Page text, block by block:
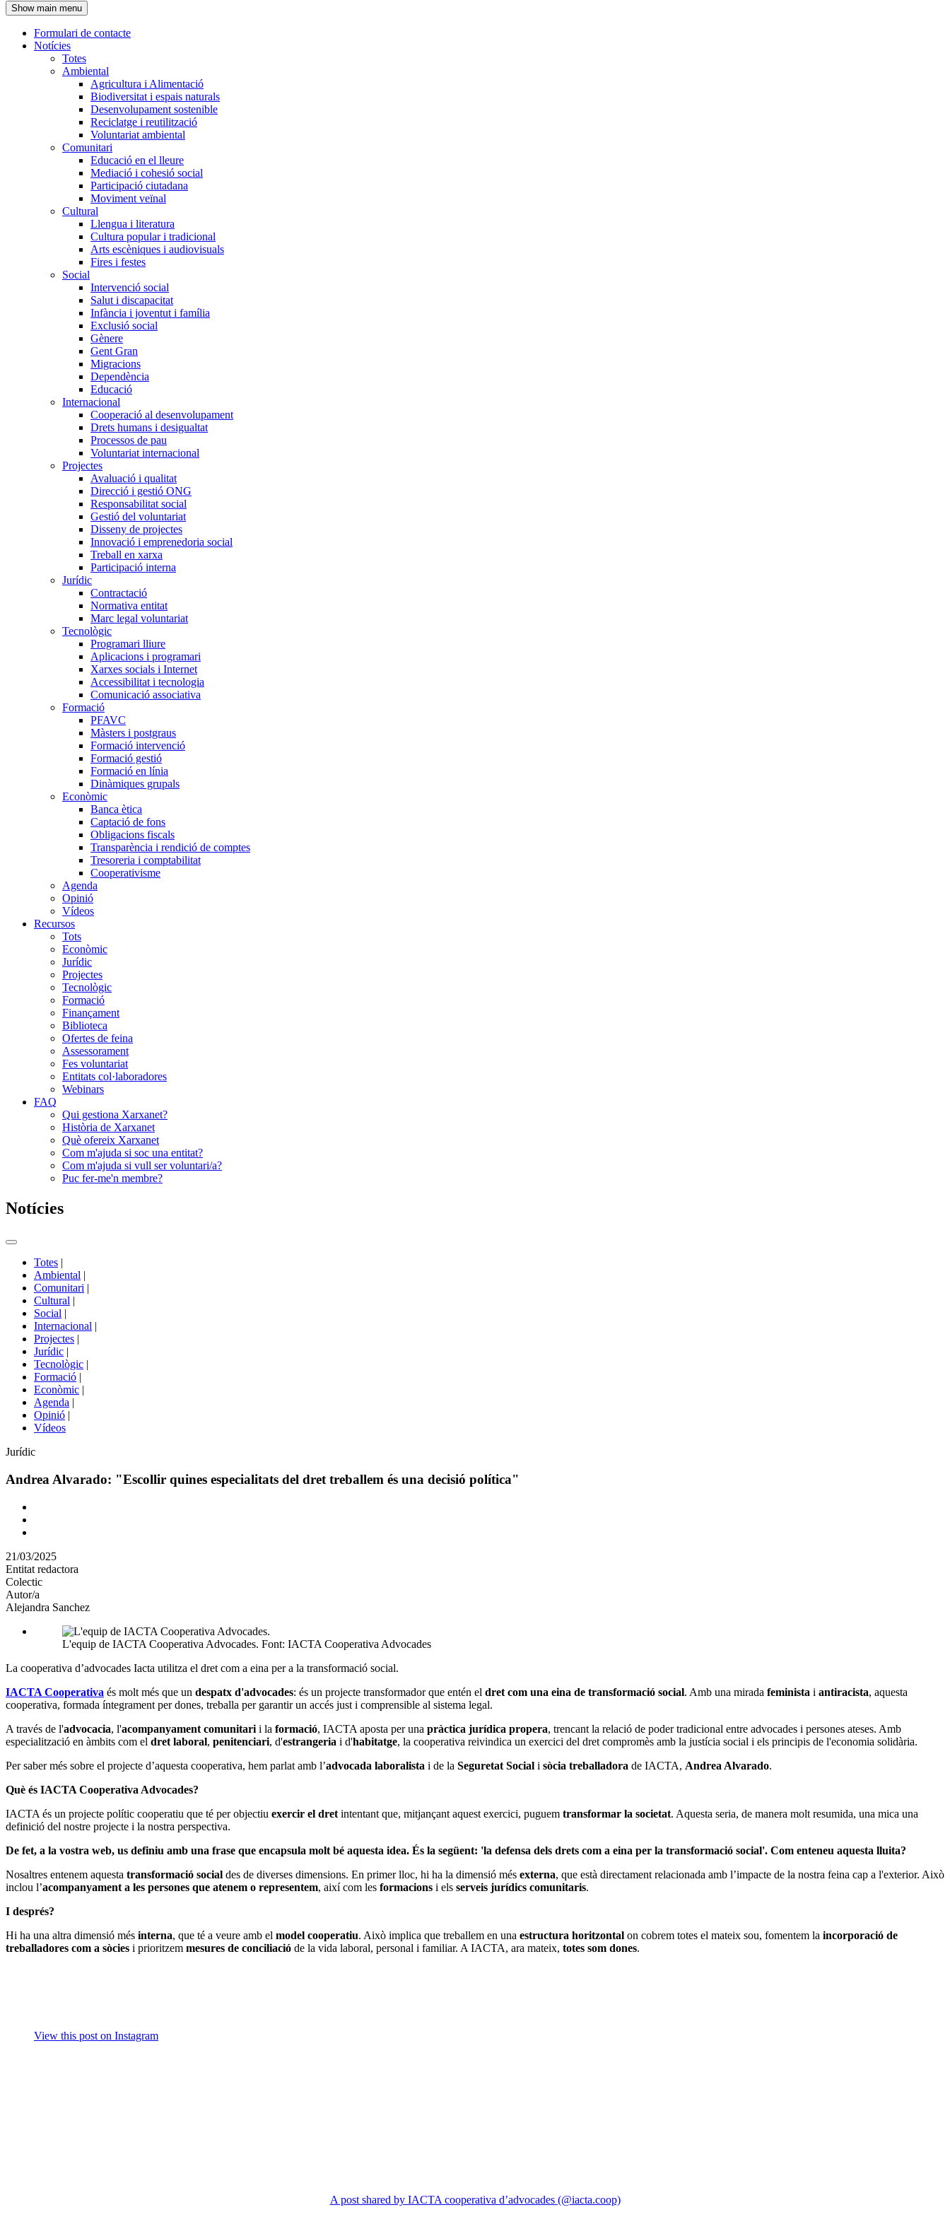
l'encapçalament
Show main menu
Navegació
principal
Formulari de contacte
Notícies
Totes
Ambiental
Agricultura i Alimentació
Biodiversitat i espais naturals
Desenvolupament sostenible
Reciclatge i reutilització
Voluntariat ambiental
Comunitari
Educació en el lleure
Mediació i cohesió social
Participació ciutadana
Moviment veïnal
Cultural
Llengua i literatura
Cultura popular i tradicional
Arts escèniques i audiovisuals
Fires i festes
Social
Intervenció social
Salut i discapacitat
Infància i joventut i família
Exclusió social
Gènere
Gent Gran
Migracions
Dependència
Educació
Internacional
Cooperació al desenvolupament
Drets humans i desigualtat
Processos de pau
Voluntariat internacional
Projectes
Avaluació i qualitat
Direcció i gestió ONG
Responsabilitat social
Gestió del voluntariat
Disseny de projectes
Innovació i emprenedoria social
Treball en xarxa
Participació interna
Jurídic
Contractació
Normativa entitat
Marc legal voluntariat
Tecnològic
Programari lliure
Aplicacions i programari
Xarxes socials i Internet
Accessibilitat i tecnologia
Comunicació associativa
Formació
PFAVC
Màsters i postgraus
Formació intervenció
Formació gestió
Formació en línia
Dinàmiques grupals
Econòmic
Banca ètica
Captació de fons
Obligacions fiscals
Transparència i rendició de comptes
Tresoreria i comptabilitat
Cooperativisme
Agenda
Opinió
Vídeos
Recursos
Tots
Econòmic
Jurídic
Projectes
Tecnològic
Formació
Finançament
Biblioteca
Ofertes de feina
Assessorament
Fes voluntariat
Entitats col·laboradores
Webinars
FAQ
Qui gestiona Xarxanet?
Història de Xarxanet
Què ofereix Xarxanet
Com m'ajuda si soc una entitat?
Com m'ajuda si vull ser voluntari/a?
Puc fer-me'n membre?
Notícies
Commutador
portals
Totes |
Ambiental |
Comunitari |
Cultural |
Social |
Internacional |
Projectes |
Jurídic |
Tecnològic |
Formació |
Econòmic |
Agenda |
Opinió |
Vídeos
Àmbit
la
Jurídic
Andrea Alvarado: "Escollir quines especialitats del dret treballem és una decisió política"
Comparteix
altres
xarxes
socials
21/03/2025
Entitat redactora
Colectic
Autor/a
Alejandra Sanchez
L'equip de IACTA Cooperativa Advocades. Font: IACTA Cooperativa Advocades
La cooperativa d’advocades Iacta utilitza el dret com a eina per a la transformació social.
IACTA Cooperativa és molt més que un despatx d'advocades: és un projecte transformador que entén el dret com una eina de transformació social. Amb una mirada feminista i antiracista, aquesta
cooperativa, formada íntegrament per dones, treballa per garantir un accés just i comprensible al sistema legal.
A través de l'advocacia, l'acompanyament comunitarii la formació, IACTA aposta per una pràctica jurídica propera, trencant la relació de poder tradicional entre advocades i persones ateses. Amb
especialització en àmbits com el dret laboral, penitenciari, d'estrangeria i d'habitatge, la cooperativa reivindica un exercici del dret compromès amb la justícia social i els principis de l'economia solidària.
Per saber més sobre el projecte d’aquesta cooperativa, hem parlat amb l’advocada laboralista i de la Seguretat Social i sòcia treballadora de IACTA, Andrea Alvarado.
Què és IACTA Cooperativa Advocades?
IACTA és un projecte polític cooperatiu que té per objectiu exercir el dretintentant que, mitjançant aquest exercici, puguem transformar la societat. Aquesta seria, de manera molt resumida, una mica una
definició del nostre projecte i la nostra perspectiva.
De fet, a la vostra web, us definiu amb una frase que encapsula molt bé aquesta idea. És la següent: 'la defensa dels drets com a eina per la transformació social'. Com enteneu aquesta lluita?
Nosaltres entenem aquesta transformació social des de diverses dimensions. En primer lloc, hi ha la dimensió més externa, que està directament relacionada amb l’impacte de la nostra feina cap a l'exterior. Això
inclou l’acompanyament a les persones que atenem o representem, així com les formacions i els serveis jurídics comunitaris.
I després?
Hi ha una altra dimensió més interna, que té a veure amb el model cooperatiu. Això implica que treballem en una estructura horitzontal on cobrem totes el mateix sou, fomentem la incorporació de
treballadores com a sòcies i prioritzem mesures de conciliació de la vida laboral, personal i familiar. A IACTA, ara mateix, totes som dones.
View this post on Instagram
A post shared by IACTA cooperativa d’advocades (@iacta.coop)